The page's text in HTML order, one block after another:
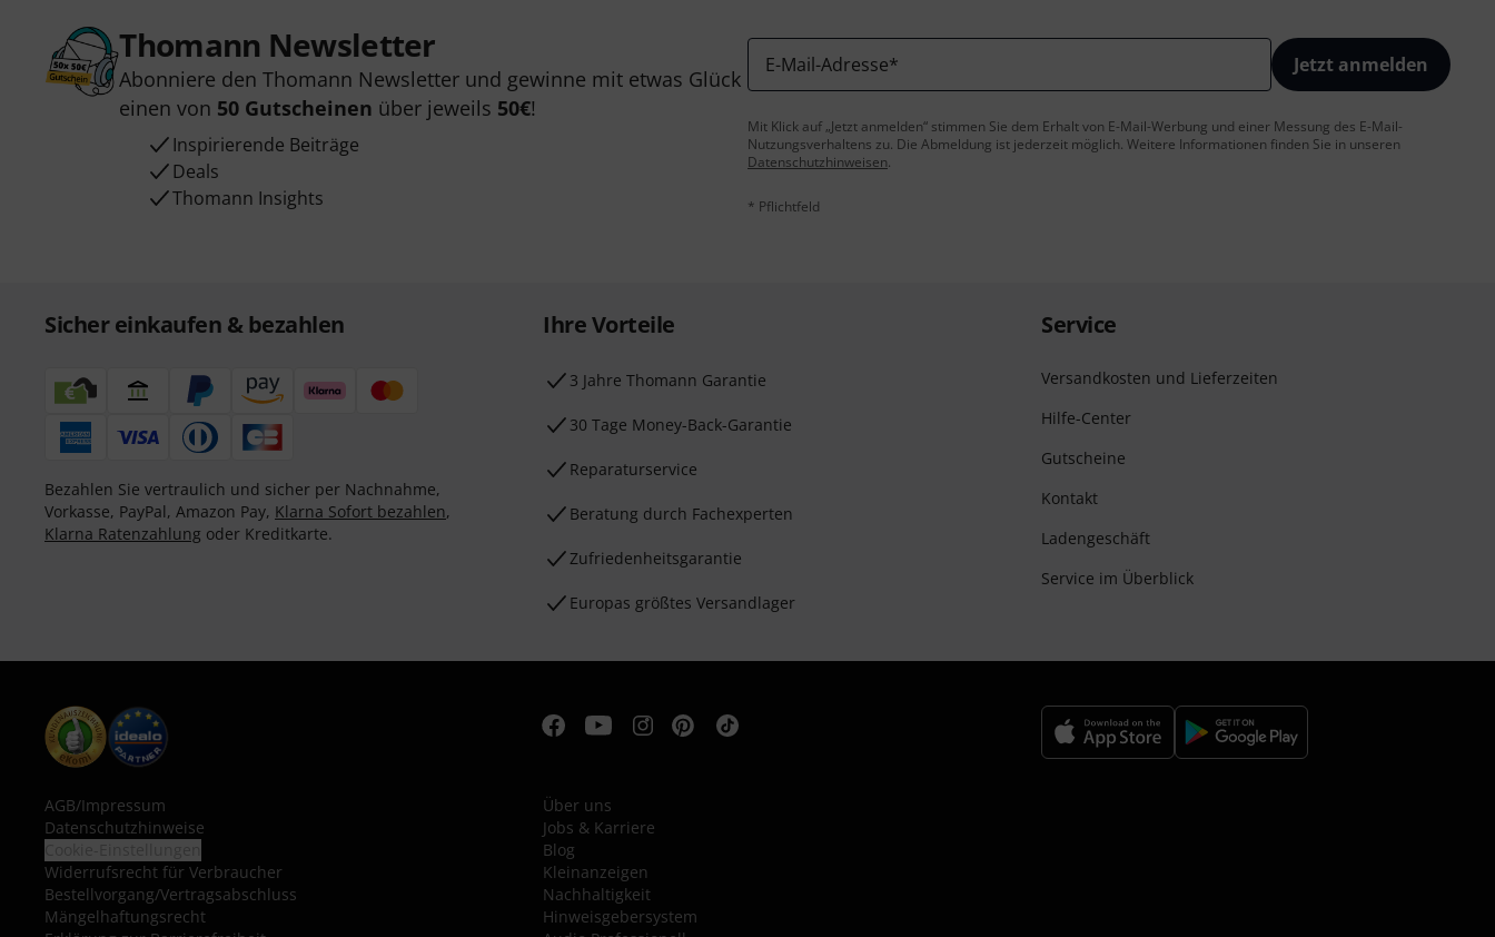
Thomann Newsletter
Abonniere den Thomann Newsletter und gewinne mit etwas Glück
einen von 50 Gutscheinen über jeweils 50€!
Inspirierende Beiträge
Deals
Thomann Insights
E-Mail-Adresse* Jetzt anmelden
Mit Klick auf „Jetzt anmelden“ stimmen Sie dem Erhalt von E-Mail-Werbung und einer Messung des E-Mail-
Nutzungsverhaltens zu. Die Abmeldung ist jederzeit möglich. Weitere Informationen finden Sie in unseren
Datenschutzhinweisen.
* Pflichtfeld
Sicher einkaufen & bezahlen
Bezahlen Sie vertraulich und sicher per Nachnahme,
Vorkasse, PayPal, Amazon Pay, Klarna Sofort bezahlen,
Klarna Ratenzahlung oder Kreditkarte.
Ihre Vorteile
3 Jahre Thomann Garantie
30 Tage Money-Back-Garantie
Reparaturservice
Beratung durch Fachexperten
Zufriedenheitsgarantie
Europas größtes Versandlager
Service
Versandkosten und Lieferzeiten
Hilfe-Center
Gutscheine
Kontakt
Ladengeschäft
Service im Überblick
AGB/Impressum
Datenschutzhinweise
Widerrufsrecht für Verbraucher
Bestellvorgang/Vertragsabschluss
Mängelhaftungsrecht
Über uns
Jobs & Karriere
Blog
Kleinanzeigen
Nachhaltigkeit
Hinweisgebersystem